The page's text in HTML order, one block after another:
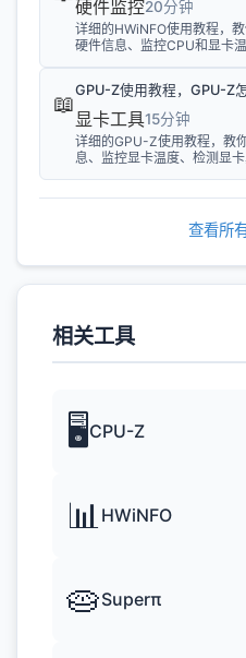
硬件监控20分钟
详细的HWiNFO使用教程，
硬件信息、监控CPU和显卡
📖
GPU-Z使用教程，GPU-Z
显卡工具15分钟
详细的GPU-Z使用教程，教
息、监控显卡温度、检测显
查看所
相关工具
🖥️ CPU-Z
📊 HWiNFO
🥧Superπ